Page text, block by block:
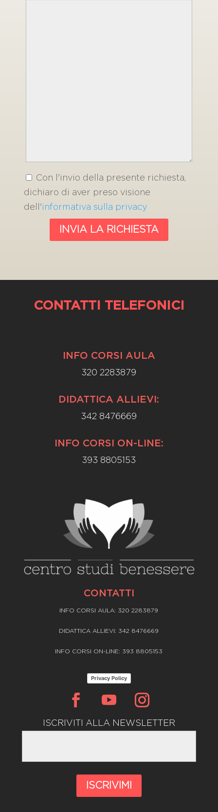
Con l'invio della presente richiesta,
dichiaro di aver preso visione
dell'informativa sulla privacy
CONTATTI TELEFONICI
INFO CORSI AULA
320 2283879
DIDATTICA ALLIEVI:
342 8476669
INFO CORSI ON-LINE:
393 8805153
CONTATTI
INFO CORSI AULA: 320 2283879
DIDATTICA ALLIEVI: 342 8476669
INFO CORSI ON-LINE: 393 8805153
Privacy Policy
ISCRIVITI ALLA NEWSLETTER